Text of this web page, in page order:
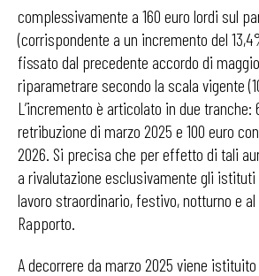
complessivamente a 160 euro lordi sul
(corrispondente a un incremento del
fissato dal precedente accordo di
riparametrare secondo la scala vigente
L’incremento è articolato in due tranche:
retribuzione di marzo 2025 e 100 euro
2026. Si precisa che per effetto di tali
a rivalutazione esclusivamente gli
lavoro straordinario, festivo, notturno e
Rapporto.
A decorrere da marzo 2025 viene